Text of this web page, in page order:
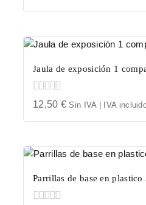
of
Jaula de exposición 1
0
of
12,50 € Sin IVA | IVA
Parrillas de base en